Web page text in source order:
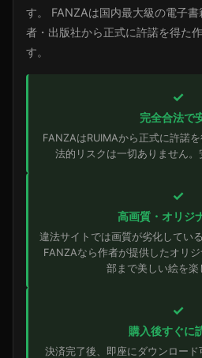
す。 FANZAは国内最大級の電子
者・出版社から正式に許諾を得た
す。
✓
完全合法で
FANZAはRUIMAから正式に許諾
法的リスクは一切ありません。
✓
高画質・オリジ
違法サイトでは画質が劣化してい
FANZAなら作者が提供したオリ
部まで美しい絵を楽
✓
購入後すぐに
決済完了後、即座にダウンロー